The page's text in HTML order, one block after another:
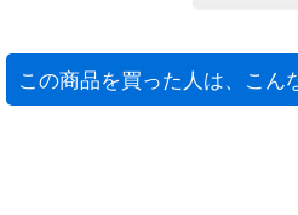
この商品を買った人は、こん